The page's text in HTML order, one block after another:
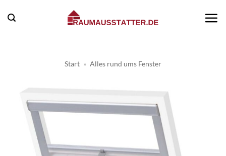
Inhalt
Start » Alles rund ums Fenster